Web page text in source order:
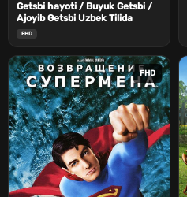
Getsbi hayoti / Buyuk Getsbi /
Ajoyib Getsbi Uzbek Tilida
FHD
FHD